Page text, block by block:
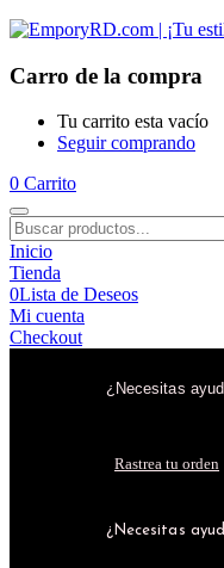
Carro de la compra
Tu carrito esta vacío
Seguir comprando
0 Carrito
Inicio
Tienda
0Lista de Deseos
Mi cuenta
Checkout
¿Necesitas
Rastrea tu orden
¿Necesitas